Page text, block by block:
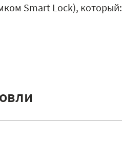
Smart Lock), который: